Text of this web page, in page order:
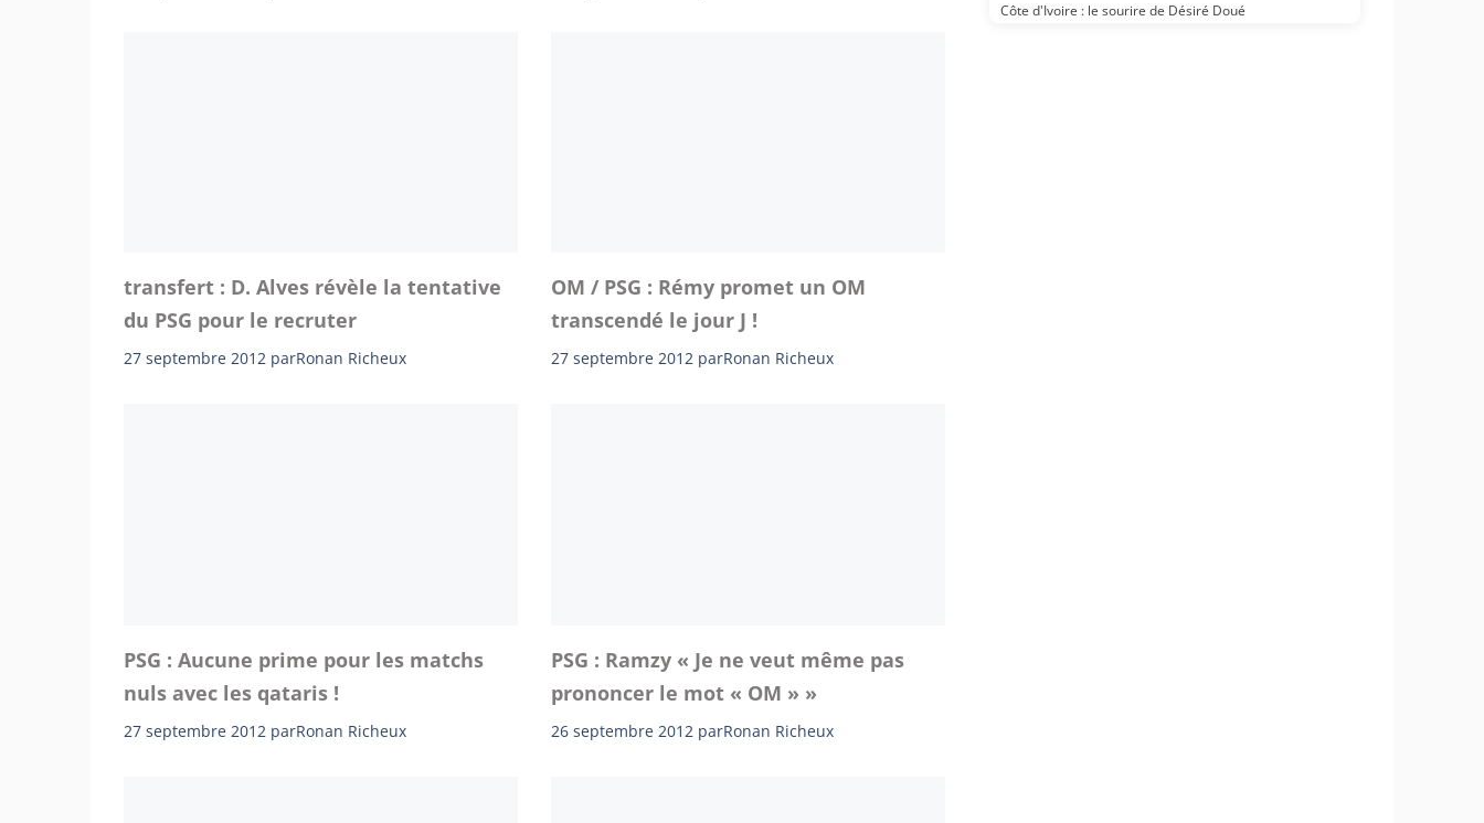
transfert : D. Alves révèle la tentative
du PSG pour le recruter
27 septembre 2012 parRonan Richeux
OM / PSG : Rémy promet un OM
transcendé le jour J !
27 septembre 2012 parRonan Richeux
PSG : Aucune prime pour les matchs
nuls avec les qataris !
27 septembre 2012 parRonan Richeux
PSG : Ramzy « Je ne veut même pas
prononcer le mot « OM » »
26 septembre 2012 parRonan Richeux
Côte d'Ivoire : le sourire de Désiré Doué